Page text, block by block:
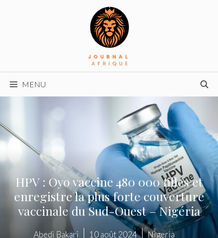
MENU
HPV : Oyo vaccine 480 000 filles et
enregistre la plus forte couverture
vaccinale du Sud-Ouest – Nigéria
Abedi Bakari 10 août 2024 Nigeria